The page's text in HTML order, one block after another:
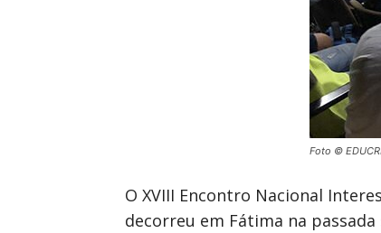
Foto ©
O XVIII Encontro Nacional
decorreu em Fátima na